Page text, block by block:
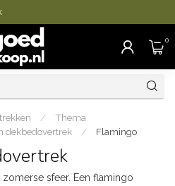
0
/
Thema
dekbedovertrek / Flamingo
sfeer. Een flamingo